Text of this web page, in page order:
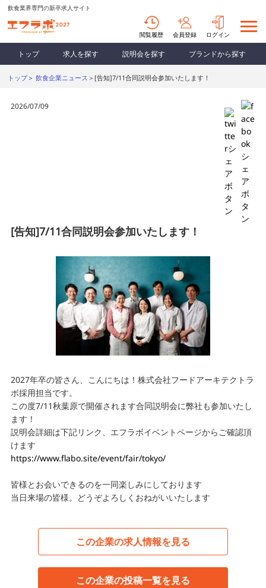
飲食業界専門の新卒求人サイト
閲覧履歴 会員登録 ログイン
トップ 求人を探す 説明会を探す ブランドから探す
トップ＞飲食企業ニュース ＞[告知]7/11合同説明会参加いたします！
2026/07/09
[告知]7/11合同説明会参加いたします！
2027年卒の皆さん、こんにちは！株式会社フードアーキテクトラ
ボ採用担当です。
この度7/11秋葉原で開催されます合同説明会に弊社も参加いたし
ます！
説明会詳細は下記リンク、エフラボイベントページからご確認頂
けます
https://www.flabo.site/event/fair/tokyo/
皆様とお会いできるのを一同楽しみにしております
当日来場の皆様。どうぞよろしくおねがいいたします
この企業の求人情報を見る
この企業の投稿一覧を見る